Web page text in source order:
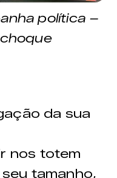
política –
da sua
nos totem
tamanho,